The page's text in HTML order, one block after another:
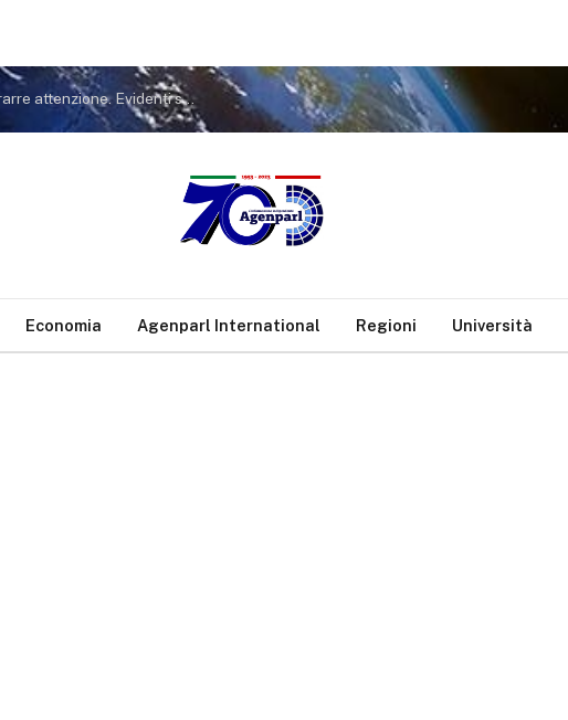
Covid. FdI a Conte: non tiri in ballo Meloni per distrarre attenzione. Evidenti sue responsabilità nella gestione pandemia
Economia Agenparl International Regioni Università